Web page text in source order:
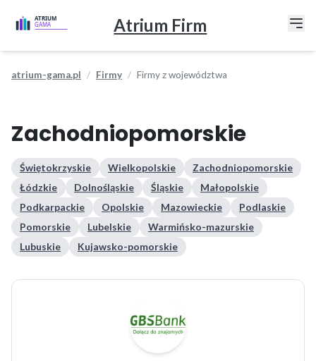
Atrium Firm
atrium-gama.pl Firmy Firmy z województwa
Zachodniopomorskie
Świętokrzyskie Wielkopolskie
Zachodniopomorskie
Łódzkie
Dolnośląskie Śląskie
Małopolskie
Podkarpackie
Opolskie Mazowieckie
Podlaskie
Pomorskie
Lubelskie
Warmińsko-mazurskie
Lubuskie
Kujawsko-pomorskie